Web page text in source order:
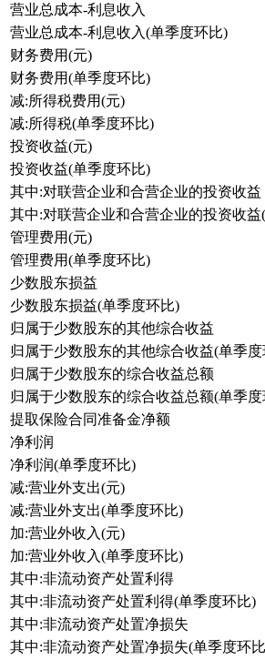
营业总成本-利息收入
营业总成本-利息收入(单季度环比)
财务费用(元)
财务费用(单季度环比)
减:所得税费用(元)
减:所得税(单季度环比)
投资收益(元)
投资收益(单季度环比)
其中:对联营企业和合营企业的投资收益
其中:对联营企业和合营企业的投资收
管理费用(元)
管理费用(单季度环比)
少数股东损益
少数股东损益(单季度环比)
归属于少数股东的其他综合收益
归属于少数股东的其他综合收益(单季
归属于少数股东的综合收益总额
归属于少数股东的综合收益总额(单季
提取保险合同准备金净额
净利润
净利润(单季度环比)
减:营业外支出(元)
减:营业外支出(单季度环比)
加:营业外收入(元)
加:营业外收入(单季度环比)
其中:非流动资产处置利得
其中:非流动资产处置利得(单季度环比)
其中:非流动资产处置净损失
其中:非流动资产处置净损失(单季度环